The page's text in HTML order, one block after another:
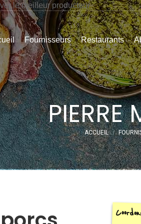
le meilleur producteur
Fournisseurs Restaurants
PIERRE
Vous êtes ici :
ACCUEIL